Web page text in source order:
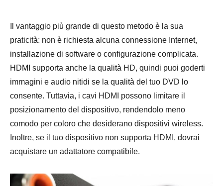
Il vantaggio più grande di questo metodo è la sua
praticità: non è richiesta alcuna connessione Internet,
installazione di software o configurazione complicata.
HDMI supporta anche la qualità HD, quindi puoi goderti
immagini e audio nitidi se la qualità del tuo DVD lo
consente. Tuttavia, i cavi HDMI possono limitare il
posizionamento del dispositivo, rendendolo meno
comodo per coloro che desiderano dispositivi wireless.
Inoltre, se il tuo dispositivo non supporta HDMI, dovrai
acquistare un adattatore compatibile.